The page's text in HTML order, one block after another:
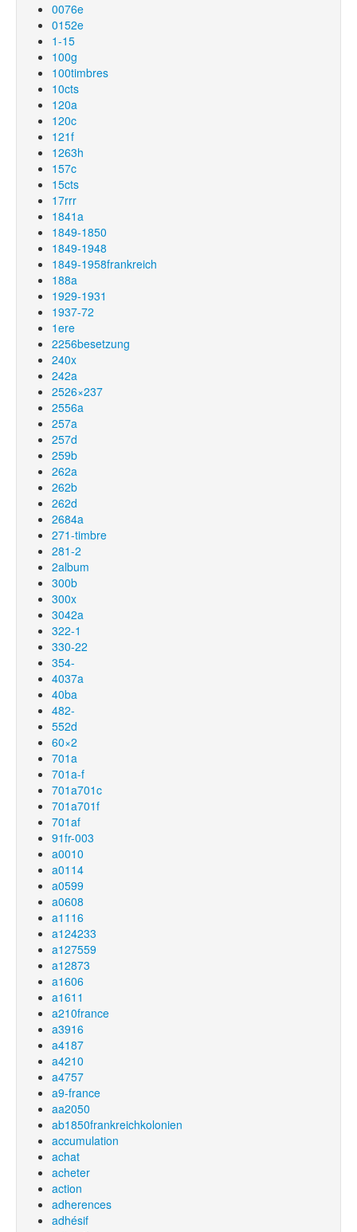
0076e
0152e
1-15
100g
100timbres
10cts
120a
120c
121f
1263h
157c
15cts
17rrr
1841a
1849-1850
1849-1948
1849-1958frankreich
188a
1929-1931
1937-72
1ere
2256besetzung
240x
242a
2526×237
2556a
257a
257d
259b
262a
262b
262d
2684a
271-timbre
281-2
2album
300b
300x
3042a
322-1
330-22
354-
4037a
40ba
482-
552d
60×2
701a
701a-f
701a701c
701a701f
701af
91fr-003
a0010
a0114
a0599
a0608
a1116
a124233
a127559
a12873
a1606
a1611
a210france
a3916
a4187
a4210
a4757
a9-france
aa2050
ab1850frankreichkolonien
accumulation
achat
acheter
action
adherences
adhésif